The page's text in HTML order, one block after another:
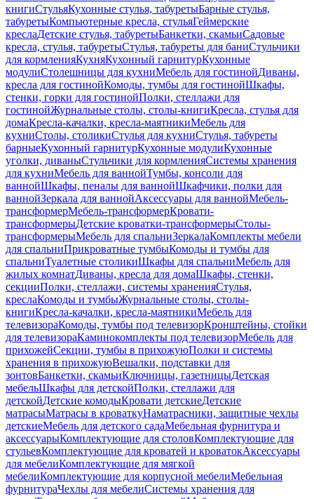
книгиСтульяКухонные стулья, табуретыБарные стулья,
табуретыКомпьютерные кресла, стульяГеймерские
креслаДетские стулья, табуретыБанкетки, скамьиСадовые
кресла, стулья, табуретыСтулья, табуреты для баниСтульчики
для кормленияКухняКухонный гарнитурКухонные
модулиСтолешницы для кухниМебель для гостинойДиваны,
кресла для гостинойКомоды, тумбы для гостинойШкафы,
стенки, горки для гостинойПолки, стеллажи для
гостинойЖурнальные столы, столы-книгиКресла, стулья для
домаКресла-качалки, кресла-маятникиМебель для
кухниСтолы, столикиСтулья для кухниСтулья, табуреты
барныеКухонный гарнитурКухонные модулиКухонные
уголки, диваныСтульчики для кормленияСистемы хранения
для кухниМебель для ваннойТумбы, консоли для
ваннойШкафы, пеналы для ваннойШкафчики, полки для
ваннойЗеркала для ваннойАксессуары для ваннойМебель-
трансформерМебель-трансформерКровати-
трансформерыДетские кроватки-трансформерыСтолы-
трансформерыМебель для спальниЗеркалаКомплекты мебели
для спальниПрикроватные тумбыКомоды и тумбы для
спальниТуалетные столикиШкафы для спальниМебель для
жилых комнатДиваны, кресла для домаШкафы, стенки,
секцииПолки, стеллажи, системы храненияСтулья,
креслаКомоды и тумбыЖурнальные столы, столы-
книгиКресла-качалки, кресла-маятникиМебель для
телевизораКомоды, тумбы под телевизорКронштейны, стойки
для телевизораКаминокомплекты под телевизорМебель для
прихожейСекции, тумбы в прихожуюПолки и системы
хранения в прихожуюВешалки, подставки для
зонтовБанкетки, скамьиКлючницы, газетницыДетская
мебельШкафы для детскойПолки, стеллажи для
детскойДетские комодыКровати детскиеДетские
матрасыМатрасы в кроваткуНаматрасники, защитные чехлы
детскиеМебель для детского садаМебельная фурнитура и
аксессуарыКомплектующие для столовКомплектующие для
стульевКомплектующие для кроватей и кроватокАксессуары
для мебелиКомплектующие для мягкой
мебелиКомплектующие для корпусной мебелиМебельная
фурнитураЧехлы для мебелиСистемы хранения для